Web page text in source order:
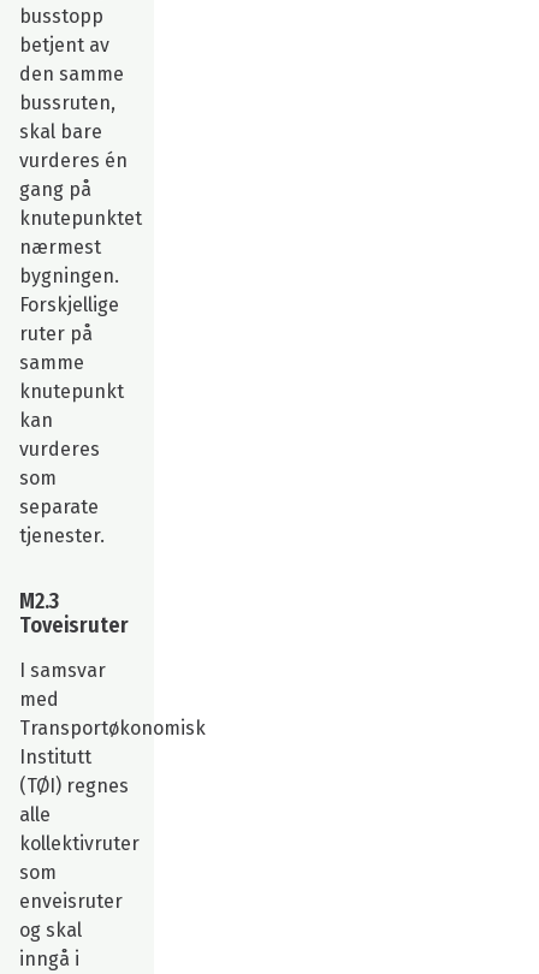
busstopp
betjent av
den samme
bussruten,
skal bare
vurderes én
gang på
knutepunktet
nærmest
bygningen.
Forskjellige
ruter på
samme
knutepunkt
kan
vurderes
som
separate
tjenester.
M2.3
Toveisruter
I samsvar
med
Transportøkonomisk
Institutt
(TØI) regnes
alle
kollektivruter
som
enveisruter
og skal
inngå i